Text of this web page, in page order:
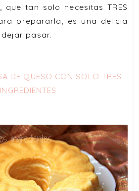
que tan solo necesitasTRES
prepararla, es una delicia
pasar.
DE QUESO CON SOLO TRES
INGREDIENTES